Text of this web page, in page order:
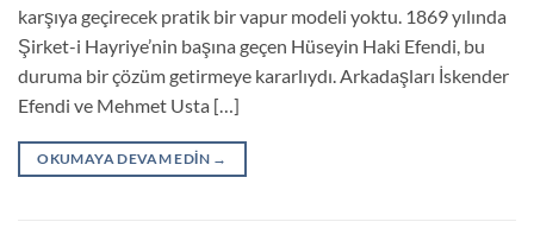
karşıya geçirecek pratik bir vapur modeli yoktu. 1869 yılında
Şirket-i Hayriye’nin başına geçen Hüseyin Haki Efendi, bu
duruma bir çözüm getirmeye kararlıydı. Arkadaşları İskender
Efendi ve Mehmet Usta […]
OKUMAYA DEVAM EDIN →